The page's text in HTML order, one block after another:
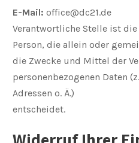
E-Mail: office@dc21.de
Verantwortliche Stelle ist
Person, die allein oder
die Zwecke und Mittel der
personenbezogenen Daten
Adressen o. Ä.)
entscheidet.